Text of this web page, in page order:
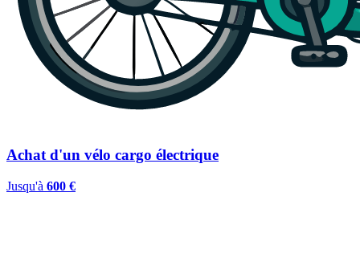
Achat d'un vélo cargo électrique
Jusqu'à 600 €